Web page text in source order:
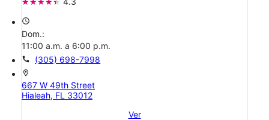
access_time
Dom.:
11:00 a.m. a 6:00 p.m.
call (305) 698-7998
location_on
667 W 49th Street
Hialeah, FL 33012
Ver